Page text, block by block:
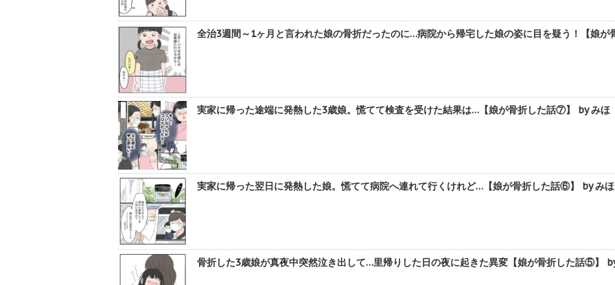
全治3週間～1ヶ月と言われた娘の骨折だったのに…病院から帰宅した娘の姿に目を疑う！【娘
実家に帰った途端に発熱した3歳娘。慌てて検査を受けた結果は…【娘が骨折した話⑦】 by みほ
実家に帰った翌日に発熱した娘。慌てて病院へ連れて行くけれど…【娘が骨折した話⑥】 by みほ
骨折した3歳娘が真夜中突然泣き出して…里帰りした日の夜に起きた異変【娘が骨折した話⑤】